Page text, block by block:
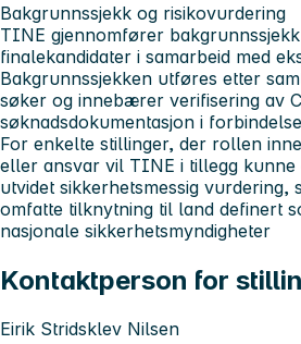
Bakgrunnssjekk og risikovurdering
TINE gjennomfører
finalekandidater i samarbeid med
Bakgrunnssjekken utføres etter
søker og innebærer verifisering av
søknadsdokumentasjon i
For enkelte stillinger, der rollen
eller ansvar vil TINE i tillegg kunne
utvidet sikkerhetsmessig vurdering,
omfatte tilknytning til land definert
nasjonale sikkerhetsmyndigheter
Kontaktperson for
Eirik Stridsklev Nilsen